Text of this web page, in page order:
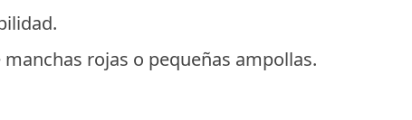
rojas o pequeñas ampollas.